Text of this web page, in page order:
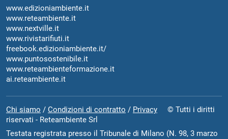
www.edizioniambiente.it
www.reteambiente.it
www.nextville.it
www.rivistarifiuti.it
freebook.edizioniambiente.it/
www.puntosostenibile.it
www.reteambienteformazione.it
ai.reteambiente.it
Chi siamo / Condizioni di contratto / Privacy © Tutti i diritti
riservati - Reteambiente Srl
Testata registrata presso il Tribunale di Milano (N. 98, 3 marzo